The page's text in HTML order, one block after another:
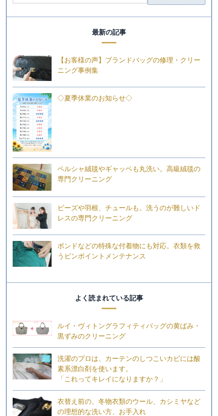
最新の記事
【お客様の声】ブランドバッグの修理・クリー
ニング事例集
◇夏季休業のお知らせ◇
ペルシャ絨毯やギャッベも丸洗い。高級絨毯の
専門クリーニング
ビーズや羽根、チュールも。洗うのが難しいド
レスの専門クリーニング
ボンドなどの特殊な付着物にも対応。衣類を救
うピンポイントメンテナンス
よく読まれている記事
ルイ・ヴィトングラフィティバッグの黄ばみ・
黒ずみのクリーニング
洗濯のプロは、カーテンのしつこいカビには酸
素系漂白剤を使います。
「これってキレイになりますか？」
衣替え前の、冬物衣類のウール、カシミヤなど
の理想的な洗い方、お手入れ